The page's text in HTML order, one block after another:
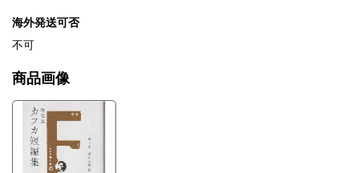
海外発送可否
不可
商品画像